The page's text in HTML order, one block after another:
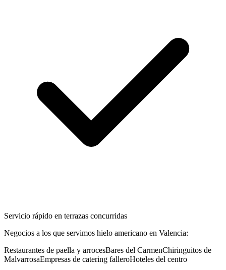
Servicio rápido en terrazas concurridas
Negocios a los que servimos hielo americano en Valencia:
Restaurantes de paella y arrocesBares del CarmenChiringuitos de
MalvarrosaEmpresas de catering falleroHoteles del centro